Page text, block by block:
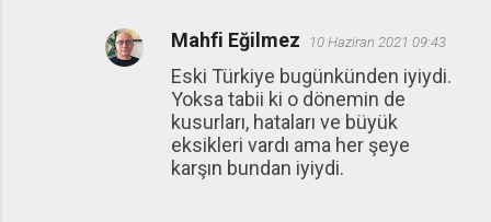
Mahfi Eğilmez 10 Haziran 2021 09:43
Eski Türkiye bugünkünden iyiydi.
Yoksa tabii ki o dönemin de
kusurları, hataları ve büyük
eksikleri vardı ama her şeye
karşın bundan iyiydi.